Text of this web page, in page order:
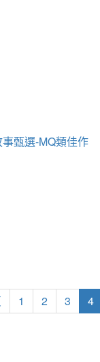
甄選-MQ類佳作
1 2 3 4